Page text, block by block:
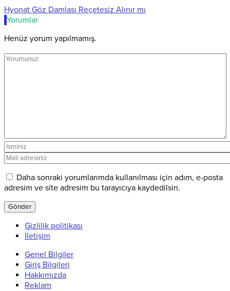
Hyonat Göz Damlası Reçetesiz Alınır mı
Yorumlar
Henüz yorum yapılmamış.
Daha sonraki yorumlarımda kullanılması için adım, e-posta
adresim ve site adresim bu tarayıcıya kaydedilsin.
Gizlilik politikası
İletişim
Genel Bilgiler
Giriş Bilgileri
Hakkımızda
Reklam